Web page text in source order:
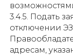
3.4.5. Подать
отключении
адресам,